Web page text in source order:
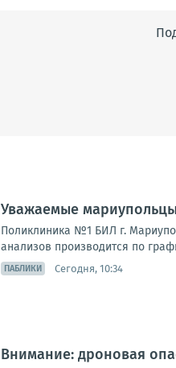
Уважаемые
Поликлиника №1 БИЛ г.
анализов производится по
ПАБЛИКИ Сегодня, 10:34
Внимание: дроновая